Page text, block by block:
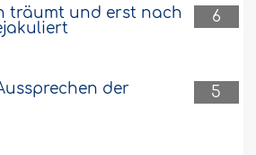
6
träumt und erst nach
5
der